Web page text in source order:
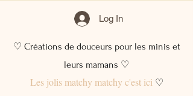
Log In
♡ Créations de douceurs pour les minis et
leurs mamans ♡
Les jolis matchy matchy c'est ici♡